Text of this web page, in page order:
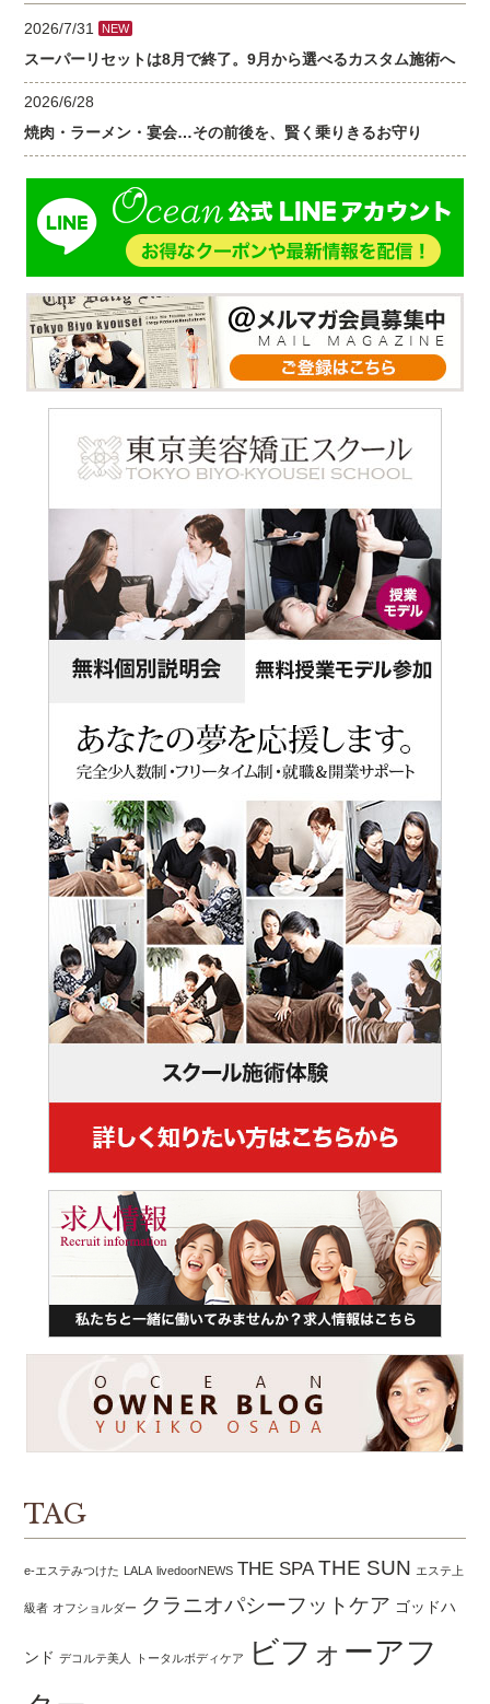
2026/7/31 NEW
スーパーリセットは8月で終了。9月から選べるカスタム施術へ
2026/6/28
焼肉・ラーメン・宴会…その前後を、賢く乗りきるお守り
TAG
e-エステみつけた LALA livedoorNEWS THE SPA THE SUN エステ上
級者 オフショルダー クラニオパシーフットケア ゴッドハ
ンド デコルテ美人 トータルボディケア
ビフォーアフ